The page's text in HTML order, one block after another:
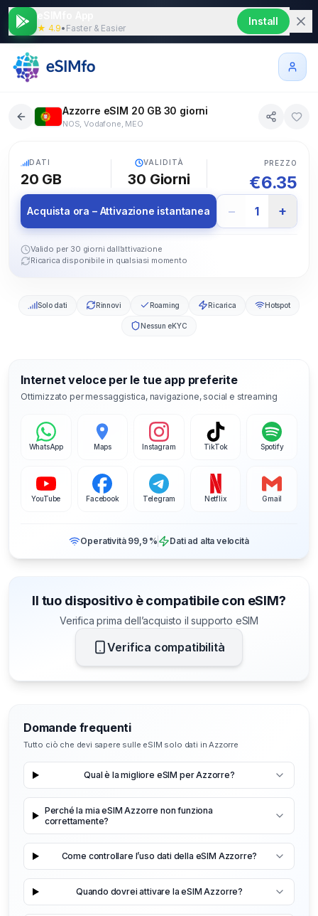
★ 4.9• Faster & Easier
Install
Azzorre eSIM 20 GB 30 giorni
NOS, Vodafone, MEO
DATI
20 GB
VALIDITÀ
30 Giorni
PREZZO
€6.35
Acquista ora – Attivazione istantanea − 1 +
Valido per 30 giorni dall’attivazione
Ricarica disponibile in qualsiasi momento
Solo dati Rinnovi Roaming Ricarica Hotspot
Nessun eKYC
Internet veloce per le tue app preferite
Ottimizzato per messaggistica, navigazione, social e streaming
WhatsApp Maps Instagram TikTok Spotify
YouTube Facebook Telegram Netflix Gmail
Operatività 99,9 % Dati ad alta velocità
Il tuo dispositivo è compatibile con eSIM?
Verifica prima dell’acquisto il supporto eSIM
Verifica compatibilità
Domande frequenti
Tutto ciò che devi sapere sulle eSIM solo dati in Azzorre
Qual è la migliore eSIM per Azzorre?
Perché la mia eSIM Azzorre non funziona
correttamente?
Come controllare l’uso dati della eSIM Azzorre?
Quando dovrei attivare la eSIM Azzorre?